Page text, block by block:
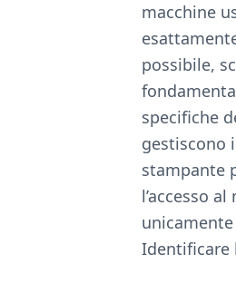
macchine
possibile,
specifiche
gestiscono
stampante
l’accesso
Identificare